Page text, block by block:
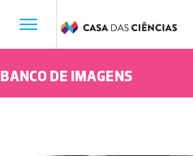
Toggle
BANCO DE IMAGENS